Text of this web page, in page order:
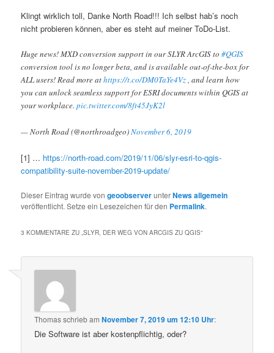
Klingt wirklich toll, Danke North Road!!! Ich selbst hab’s noch
nicht probieren können, aber es steht auf meiner ToDo-List.
Huge news! MXD conversion support in our SLYR ArcGIS to#QGIS
conversion tool is no longer beta, and is available out-of-the-box for
ALL users! Read more athttps://t.co/DM0TaYe4Vz, and learn how
you can unlock seamless support for ESRI documents within QGIS at
your workplace.pic.twitter.com/8ft45JyK2l
— North Road (@northroadgeo)November 6, 2019
[1] … https://north-road.com/2019/11/06/slyr-esri-to-qgis-
compatibility-suite-november-2019-update/
Dieser Eintrag wurde vongeoobserverunterNews allgemein
veröffentlicht. Setze ein Lesezeichen für den Permalink.
3 KOMMENTARE ZU „SLYR, DER WEG VON ARCGIS ZU QGIS“
ThomasschriebamNovember 7, 2019 um 12:10 Uhr:
Die Software ist aber kostenpflichtig, oder?